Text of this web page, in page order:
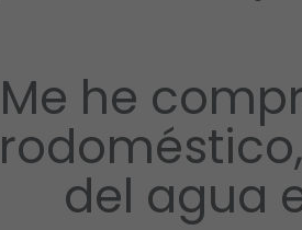
Me he
del agua